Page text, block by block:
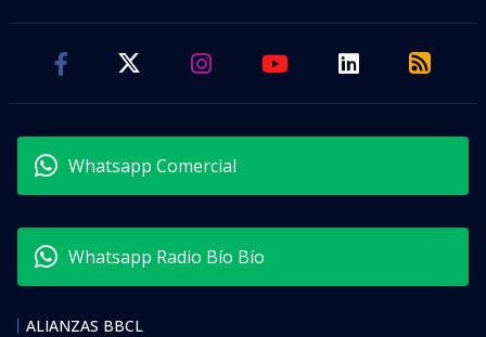
Whatsapp Comercial
Whatsapp Radio Bío Bío
ALIANZAS BBCL